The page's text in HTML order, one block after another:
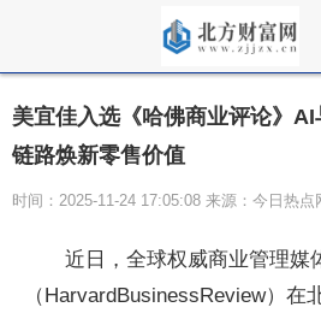
美宜佳入选《哈佛商业评论》
链路焕新零售价值
时间：2025-11-24 17:05:08 来源：今日热点
近日，全球权威商业管理媒
（HarvardBusinessReview）在